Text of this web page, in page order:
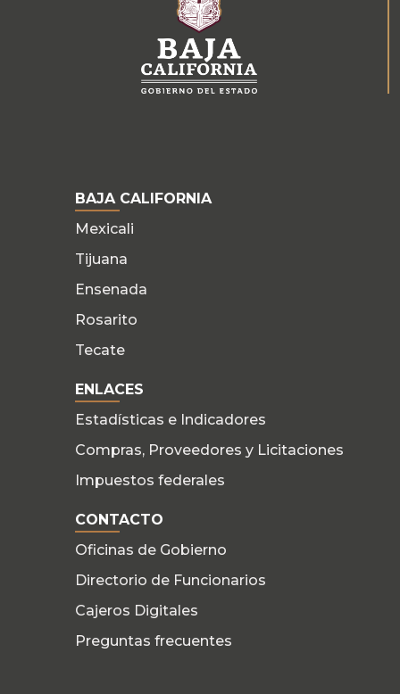
BAJA CALIFORNIA
Mexicali
Tijuana
Ensenada
Rosarito
Tecate
ENLACES
Estadísticas e Indicadores
Compras, Proveedores y Licitaciones
Impuestos federales
CONTACTO
Oficinas de Gobierno
Directorio de Funcionarios
Cajeros Digitales
Preguntas frecuentes